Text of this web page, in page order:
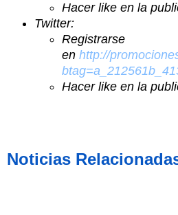
Hacer like en la
Twitter:
Registrarse
en http://
Hacer like en la
Noticias